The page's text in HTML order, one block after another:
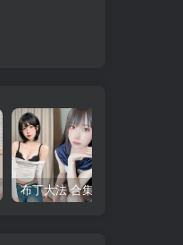
布丁大法 合集下载